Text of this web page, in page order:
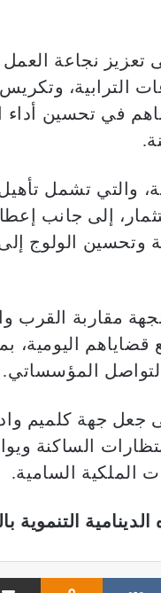
نجاعة العمل
الترابية،
في تحسين أداء
والتي تشمل تأهيل
إلى جانب
وتحسين الولوج
مقاربة القرب
اليومية،
التواصل المؤسساتي.
جعل جهة كلميم
الساكنة
الملكية السامية.
التنموية
VKontakte